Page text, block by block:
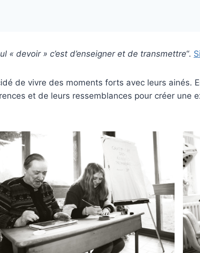
« devoir » c’est d’enseigner et de transmettre“.
de vivre des moments forts avec leurs ainés.
et de leurs ressemblances pour créer une